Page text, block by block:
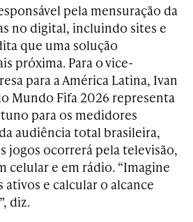
pela mensuração da
no digital, incluindo sites e
que uma solução
próxima. Para o vice-
para a América Latina, Ivan
Mundo Fifa 2026 representa
para os medidores
audiência total brasileira,
jogos ocorrerá pela televisão,
celular e em rádio. “Imagine
ativos e calcular o alcance
diz.